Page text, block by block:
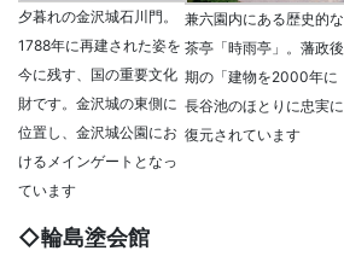
夕暮れの金沢城石川門。
1788年に再建された姿を
今に残す、国の重要文化
財です。金沢城の東側に
位置し、金沢城公園にお
けるメインゲートとなっ
ています
兼六園内にある歴史的な
茶亭「時雨亭」。藩政後
期の「建物を2000年に
長谷池のほとりに忠実に
復元されています
◇輪島塗会館